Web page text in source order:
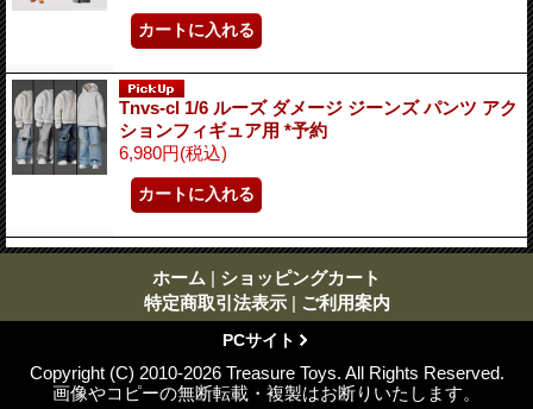
Tnvs-cl 1/6 ルーズ ダメージ ジーンズ パンツ アク
ションフィギュア用 *予約
6,980円(税込)
ホーム | ショッピングカート
特定商取引法表示 | ご利用案内
PCサイト
Copyright (C) 2010-2026 Treasure Toys. All Rights Reserved.
画像やコピーの無断転載・複製はお断りいたします。